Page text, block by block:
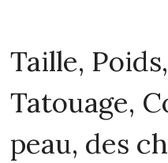
Taille,
Tatouage,
peau, des